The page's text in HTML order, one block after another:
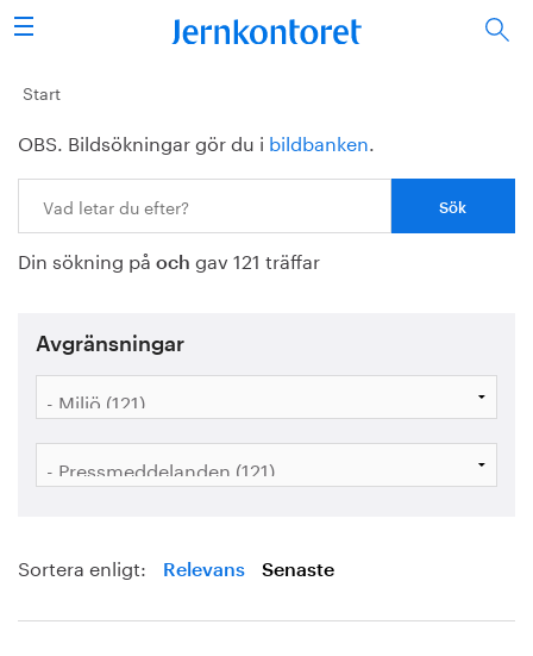
Sök
Stålindustrin
Vision 2050
Forskning/utbildning
Energi/miljö
Vi tycker
Bildbank
Start
OBS. Bildsökningar gör du i bildbanken.
Din sökning på och gav 121 träffar
Avgränsningar
Sortera enligt: Relevans Senaste